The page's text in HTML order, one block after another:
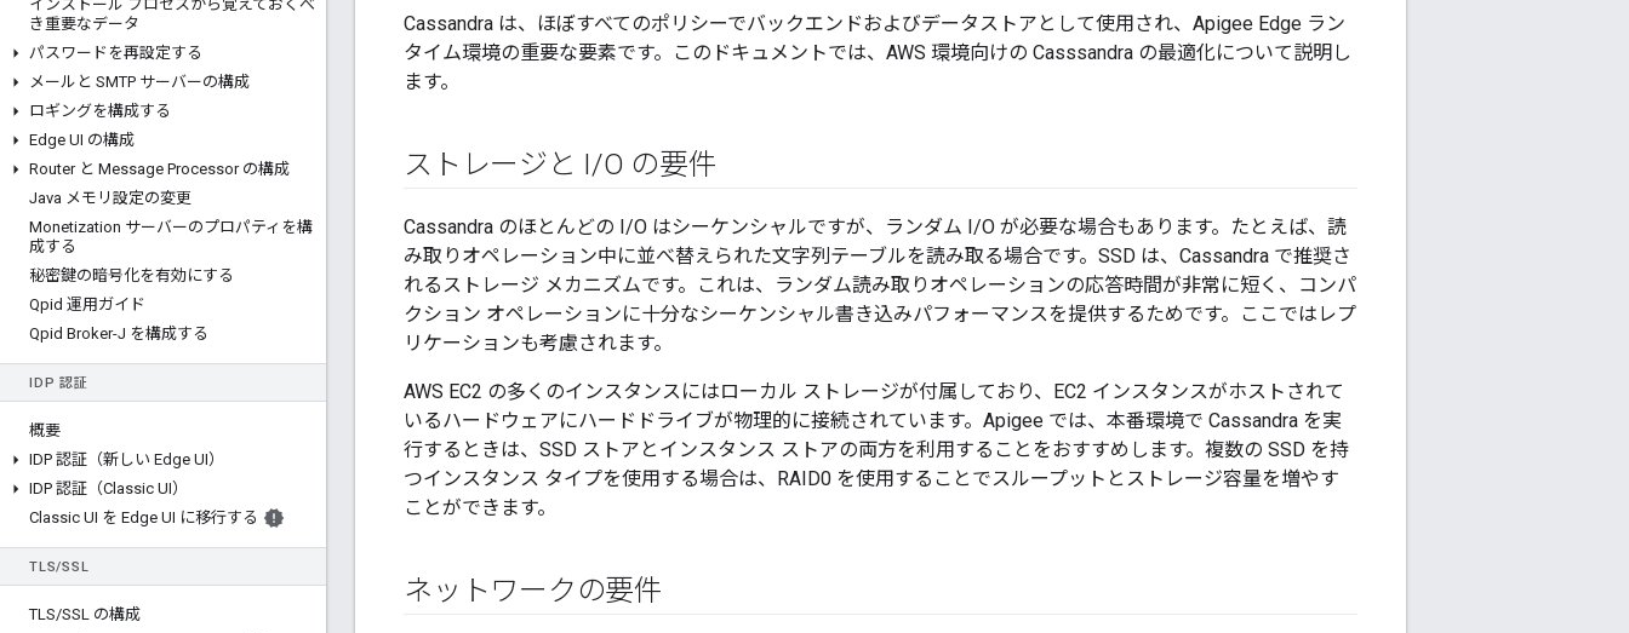
インストール プロセスから覚えておくべ
き重要なデータ
パスワードを再設定する
メールと SMTP サーバーの構成
ロギングを構成する
Edge UI の構成
Router と Message Processor の構成
Java メモリ設定の変更
Monetization サーバーのプロパティを構
成する
秘密鍵の暗号化を有効にする
Qpid 運用ガイド
Qpid Broker-J を構成する
IDP 認証
概要
IDP 認証（新しい Edge UI）
IDP 認証（Classic UI）
Classic UI を Edge UI に移行する
TLS/SSL
TLS/SSL の構成
Cassandra は、ほぼすべてのポリシーでバックエンドおよびデータストアとして使用され、Apigee Edge ラン
タイム環境の重要な要素です。このドキュメントでは、AWS 環境向けの Casssandra の最適化について説明し
ます。
ストレージと I/O の要件
Cassandra のほとんどの I/O はシーケンシャルですが、ランダム I/O が必要な場合もあります。たとえば、読
み取りオペレーション中に並べ替えられた文字列テーブルを読み取る場合です。SSD は、Cassandra で推奨さ
れるストレージ メカニズムです。これは、ランダム読み取りオペレーションの応答時間が非常に短く、コンパ
クション オペレーションに十分なシーケンシャル書き込みパフォーマンスを提供するためです。ここではレプ
リケーションも考慮されます。
AWS EC2 の多くのインスタンスにはローカル ストレージが付属しており、EC2 インスタンスがホストされて
いるハードウェアにハードドライブが物理的に接続されています。Apigee では、本番環境で Cassandra を実
行するときは、SSD ストアとインスタンス ストアの両方を利用することをおすすめします。複数の SSD を持
つインスタンス タイプを使用する場合は、RAID0 を使用することでスループットとストレージ容量を増やす
ことができます。
ネットワークの要件